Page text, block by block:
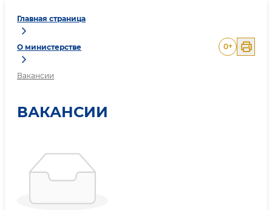
Главная страница
О министерстве
Вакансии
0+
ВАКАНСИИ